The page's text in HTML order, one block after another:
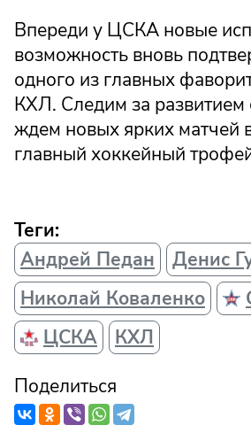
Впереди у ЦСКА новые
возможность вновь
одного из главных
КХЛ. Следим за развитием
ждем новых ярких матчей
главный хоккейный
Теги:
Андрей Педан
Денис
Николай Коваленко
ЦСКА
КХЛ
Поделиться